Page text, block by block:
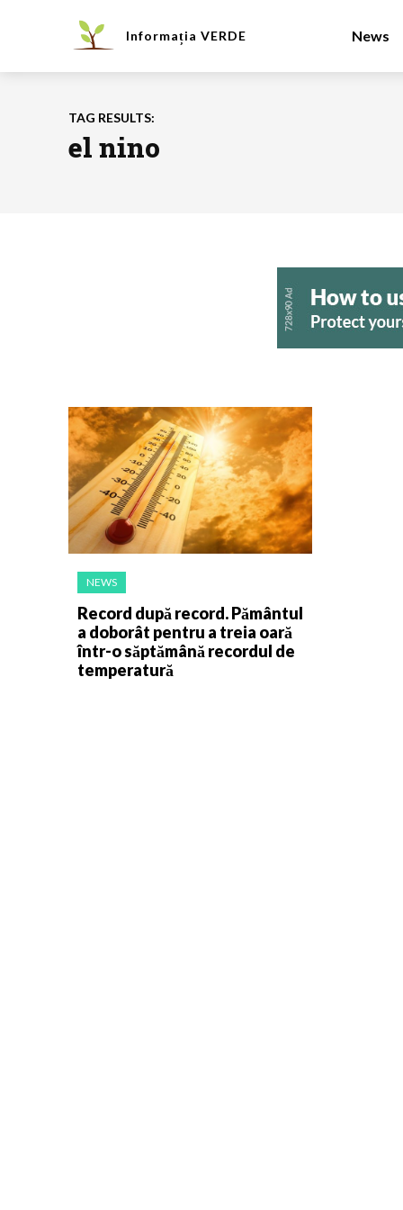
Informația VERDE News
TAG RESULTS:
el nino
NEWS
Record după record. Pământul
a doborât pentru a treia oară
într-o săptămână recordul de
temperatură